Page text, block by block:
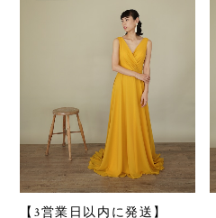
【3営業日以内に発送】